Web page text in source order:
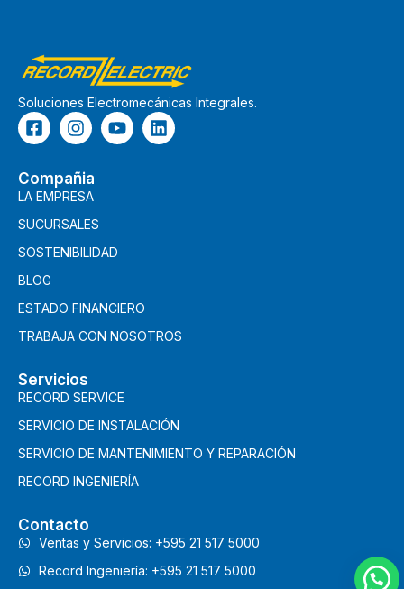
Soluciones Electromecánicas Integrales.
Compañia
LA EMPRESA
SUCURSALES
SOSTENIBILIDAD
BLOG
ESTADO FINANCIERO
TRABAJA CON NOSOTROS
Servicios
RECORD SERVICE
SERVICIO DE INSTALACIÓN
SERVICIO DE MANTENIMIENTO Y REPARACIÓN
RECORD INGENIERÍA
Contacto
Ventas y Servicios: +595 21 517 5000
Record Ingeniería: +595 21 517 5000